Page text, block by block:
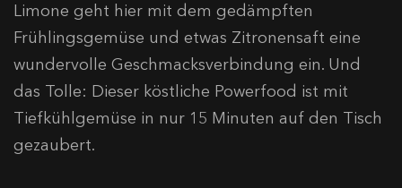
Limone geht hier mit dem gedämpften
Frühlingsgemüse und etwas Zitronensaft eine
wundervolle Geschmacksverbindung ein. Und
das Tolle: Dieser köstliche Powerfood ist mit
Tiefkühlgemüse in nur 15 Minuten auf den Tisch
gezaubert.